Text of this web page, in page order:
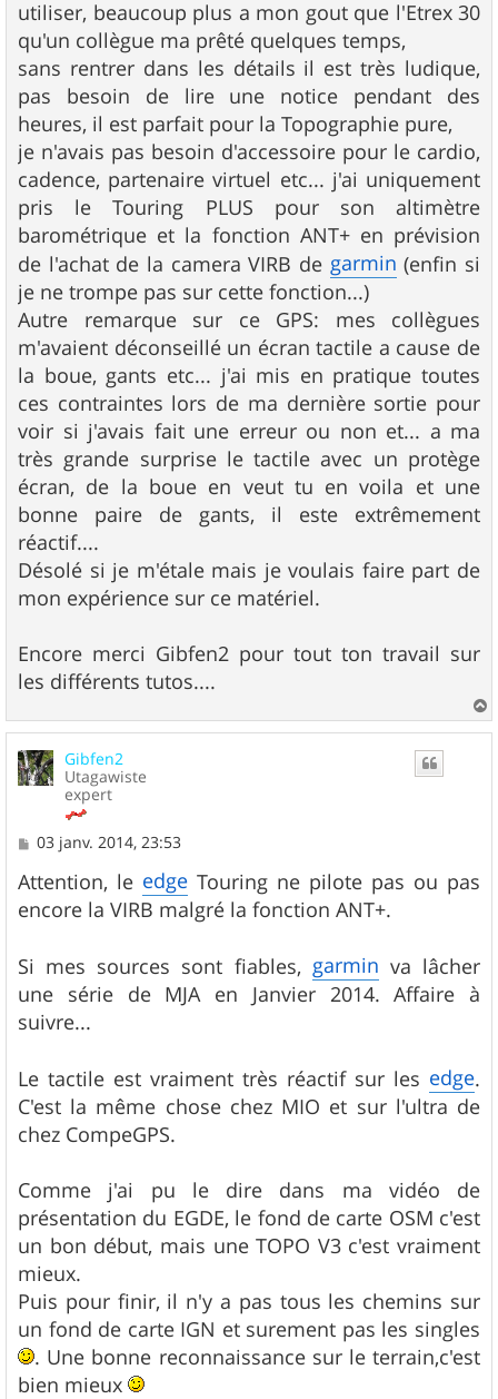
utiliser, beaucoup plus a mon gout que l'Etrex 30
qu'un collègue ma prêté quelques temps,
sans rentrer dans les détails il est très ludique,
pas besoin de lire une notice pendant des
heures, il est parfait pour la Topographie pure,
je n'avais pas besoin d'accessoire pour le cardio,
cadence, partenaire virtuel etc... j'ai uniquement
pris le Touring PLUS pour son altimètre
barométrique et la fonction ANT+ en prévision
de l'achat de la camera VIRB de garmin (enfin si
je ne trompe pas sur cette fonction...)
Autre remarque sur ce GPS: mes collègues
m'avaient déconseillé un écran tactile a cause de
la boue, gants etc... j'ai mis en pratique toutes
ces contraintes lors de ma dernière sortie pour
voir si j'avais fait une erreur ou non et... a ma
très grande surprise le tactile avec un protège
écran, de la boue en veut tu en voila et une
bonne paire de gants, il este extrêmement
réactif....
Désolé si je m'étale mais je voulais faire part de
mon expérience sur ce matériel.
Encore merci Gibfen2 pour tout ton travail sur
les différents tutos....
a
Gibfen2
Utagawiste
expert
M
s
s
a
03 janv. 2014, 23:53
Attention, le edge Touring ne pilote pas ou pas
encore la VIRB malgré la fonction ANT+.
Si mes sources sont fiables, garmin va lâcher
une série de MJA en Janvier 2014. Affaire à
suivre...
Le tactile est vraiment très réactif sur les edge.
C'est la même chose chez MIO et sur l'ultra de
chez CompeGPS.
Comme j'ai pu le dire dans ma vidéo de
présentation du EGDE, le fond de carte OSM c'est
un bon début, mais une TOPO V3 c'est vraiment
mieux.
Puis pour finir, il n'y a pas tous les chemins sur
un fond de carte IGN et surement pas les singles
. Une bonne reconnaissance sur le terrain,c'est
bien mieux